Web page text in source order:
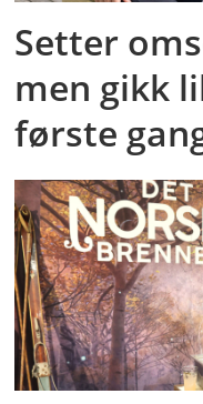
Setter
men gikk
første